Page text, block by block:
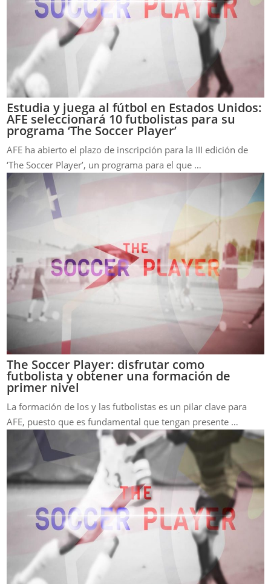
Estudia y juega al fútbol en Estados Unidos:
AFE seleccionará 10 futbolistas para su
programa ‘The Soccer Player’
AFE ha abierto el plazo de inscripción para la III edición de
‘The Soccer Player’, un programa para el que …
The Soccer Player: disfrutar como
futbolista y obtener una formación de
primer nivel
La formación de los y las futbolistas es un pilar clave para
AFE, puesto que es fundamental que tengan presente …